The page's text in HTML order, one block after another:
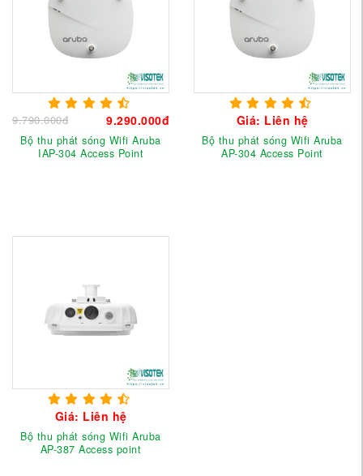
9.790.000đ 9.290.000đ
Bộ thu phát sóng Wifi Aruba
IAP-304 Access Point
Giá: Liên hệ
Bộ thu phát sóng Wifi Aruba
AP-304 Access Point
Giá: Liên hệ
Bộ thu phát sóng Wifi Aruba
AP-387 Access point